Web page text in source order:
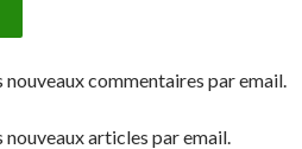
commentaires par email.
articles par email.